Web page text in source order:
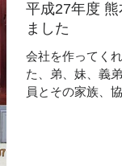
平成27年度
ました
会社を作ってくれた父、母
た、弟、妹、義
員とその家族、